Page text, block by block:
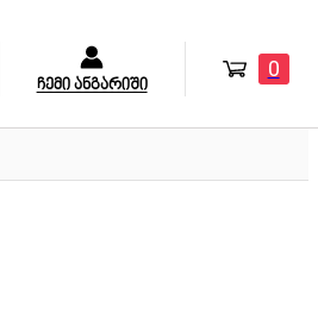
ჩემი ანგარიში
0